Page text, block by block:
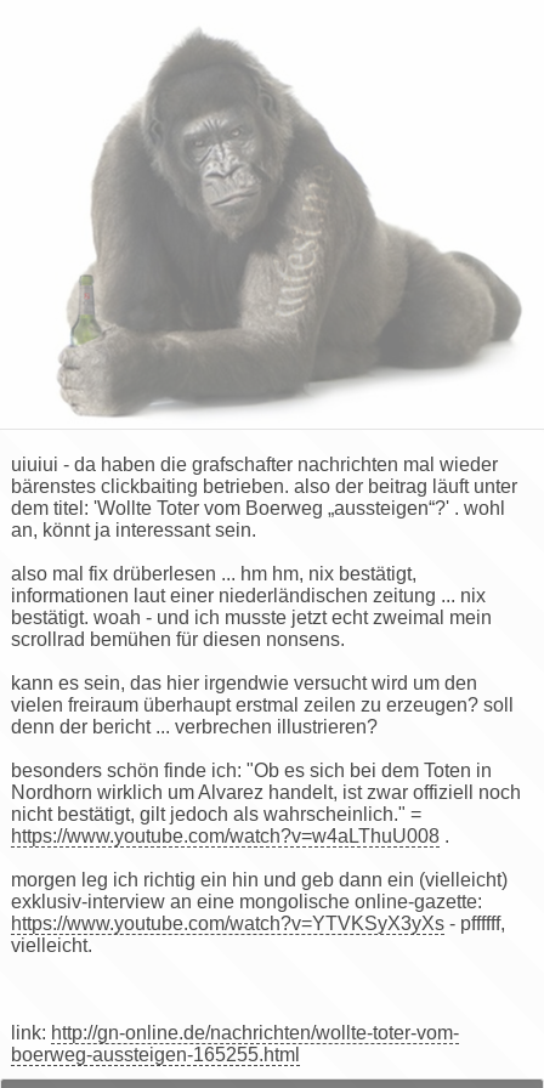
uiuiui - da haben die grafschafter nachrichten mal wieder
bärenstes clickbaiting betrieben. also der beitrag läuft unter
dem titel: 'Wollte Toter vom Boerweg „aussteigen“?' . wohl
an, könnt ja interessant sein.
also mal fix drüberlesen ... hm hm, nix bestätigt,
informationen laut einer niederländischen zeitung ... nix
bestätigt. woah - und ich musste jetzt echt zweimal mein
scrollrad bemühen für diesen nonsens.
kann es sein, das hier irgendwie versucht wird um den
vielen freiraum überhaupt erstmal zeilen zu erzeugen? soll
denn der bericht ... verbrechen illustrieren?
besonders schön finde ich: "Ob es sich bei dem Toten in
Nordhorn wirklich um Alvarez handelt, ist zwar offiziell noch
nicht bestätigt, gilt jedoch als wahrscheinlich." =
https://www.youtube.com/watch?v=w4aLThuU008.
morgen leg ich richtig ein hin und geb dann ein (vielleicht)
exklusiv-interview an eine mongolische online-gazette:
https://www.youtube.com/watch?v=YTVKSyX3yXs- pffffff,
vielleicht.
link: http://gn-online.de/nachrichten/wollte-toter-vom-
boerweg-aussteigen-165255.html